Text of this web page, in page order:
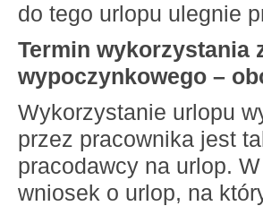
do tego urlopu ulegnie
Termin wykorzystania
wypoczynkowego –
Wykorzystanie urlopu
przez pracownika jest
pracodawcy na urlop.
wniosek o urlop, na